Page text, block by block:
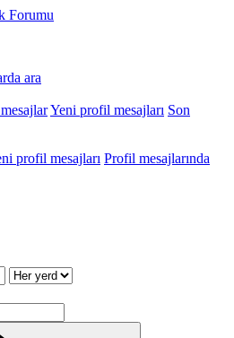
Forumu
ara
Yeni profil mesajları Son
profil mesajları Profil mesajlarında